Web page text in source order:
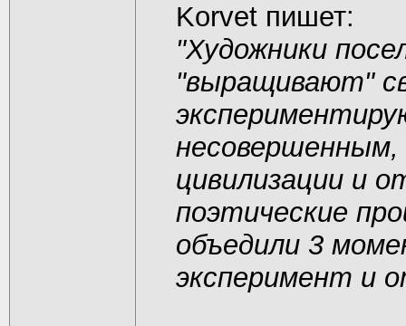
Korvet пишет:
"Художники
"выращивают"
цивилизации и
поэтические
объедили 3
эксперимент и